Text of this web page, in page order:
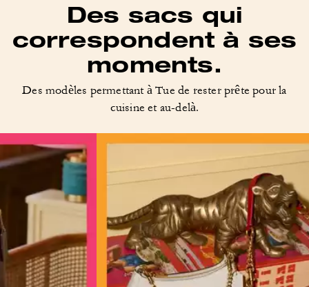
Des sacs qui
correspondent à ses
moments.
Des modèles permettant à Tue de rester prête pour la
cuisine et au-delà.